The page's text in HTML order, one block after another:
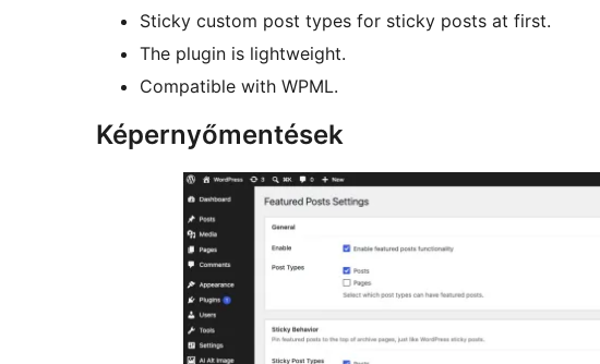
Sticky custom post types for sticky posts at first.
The plugin is lightweight.
Compatible with WPML.
Képernyőmentések